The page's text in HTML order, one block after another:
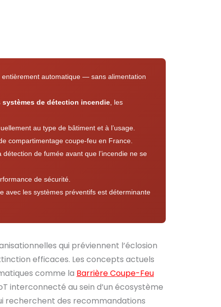
automatique — sans alimentation
systèmes de détection incendie , les
au type de bâtiment et à l’usage.
compartimentage coupe-feu en France.
de fumée avant que l’incendie ne se
de sécurité.
avec les systèmes préventifs est déterminante
qui préviennent l’éclosion
efficaces. Les concepts actuels
comme la Barrière Coupe-Feu
interconnecté au sein d’un écosystème
recherchent des recommandations